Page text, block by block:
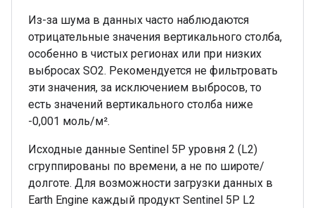
Из-за шума в данных часто наблюдаются
отрицательные значения вертикального столба,
особенно в чистых регионах или при низких
выбросах SO2. Рекомендуется не фильтровать
эти значения, за исключением выбросов, то
есть значений вертикального столба ниже
-0,001 моль/м².
Исходные данные Sentinel 5P уровня 2 (L2)
сгруппированы по времени, а не по широте/
долготе. Для возможности загрузки данных в
Earth Engine каждый продукт Sentinel 5P L2